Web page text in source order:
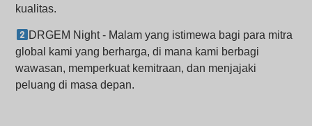
kualitas.
DRGEM Night - Malam yang istimewa bagi para mitra
global kami yang berharga, di mana kami berbagi
wawasan, memperkuat kemitraan, dan menjajaki
peluang di masa depan.